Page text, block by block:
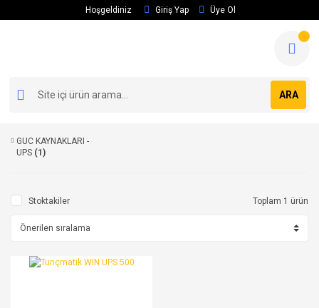
Hoşgeldiniz Giriş Yap Üye Ol
ARA
GUC KAYNAKLARI -
UPS (1)
Stoktakiler Toplam 1 ürün